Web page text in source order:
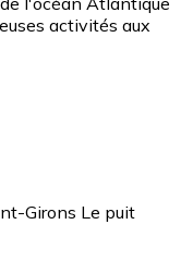
activités aux
Girons Le puit